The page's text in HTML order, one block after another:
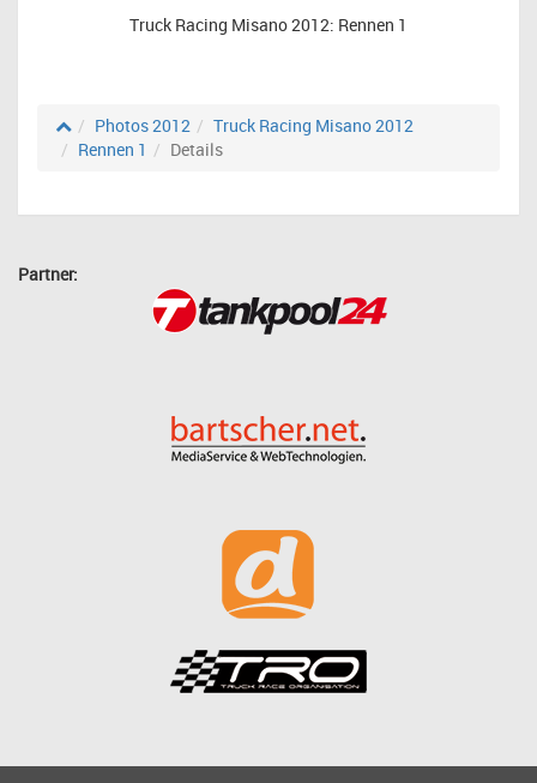
Truck Racing Misano 2012: Rennen 1
Photos 2012
Truck Racing Misano 2012
Rennen 1
Details
Partner: